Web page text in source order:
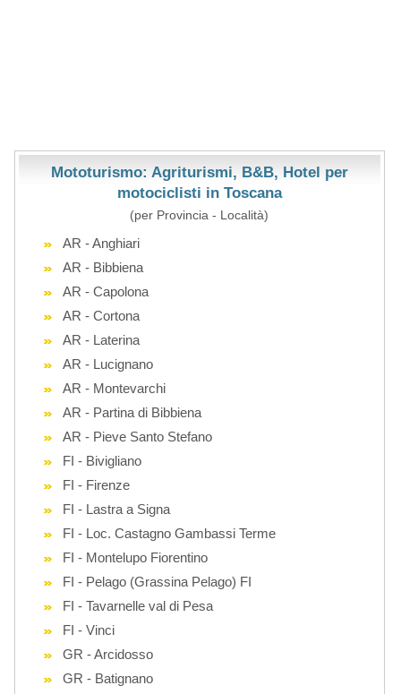
Mototurismo: Agriturismi, B&B, Hotel per
motociclisti in Toscana
(per Provincia - Località)
AR - Anghiari
AR - Bibbiena
AR - Capolona
AR - Cortona
AR - Laterina
AR - Lucignano
AR - Montevarchi
AR - Partina di Bibbiena
AR - Pieve Santo Stefano
FI - Bivigliano
FI - Firenze
FI - Lastra a Signa
FI - Loc. Castagno Gambassi Terme
FI - Montelupo Fiorentino
FI - Pelago (Grassina Pelago) FI
FI - Tavarnelle val di Pesa
FI - Vinci
GR - Arcidosso
GR - Batignano